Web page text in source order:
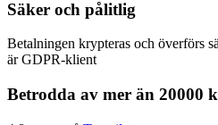
Säker och pålitlig
Betalningen krypteras och överförs
är GDPR-klient
Betrodda av mer än 20000